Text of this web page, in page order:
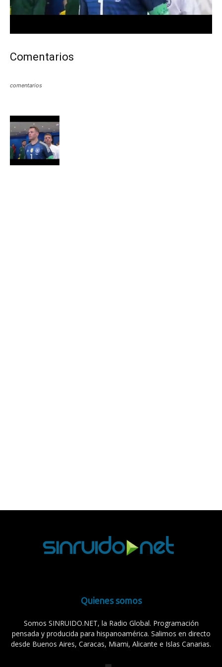
Comentarios
comentarios
Quienes somos
Somos SINRUIDO.NET, la Radio Global. Programación
pensada y producida para hispanoamérica. Salimos en directo
desde Buenos Aires, Caracas, Miami, Alicante e Islas Canarias.